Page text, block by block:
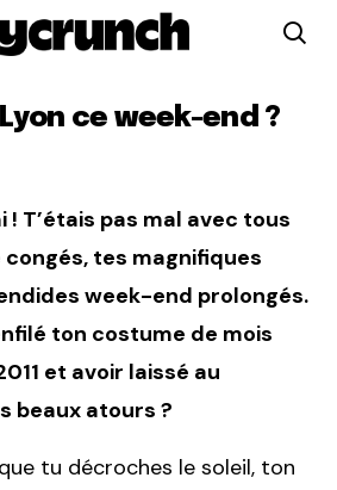
ce week-end ?
! T’étais pas mal avec tous
tes magnifiques
week-end prolongés.
ton costume de mois
et avoir laissé au
beaux atours ?
tu décroches le soleil, ton